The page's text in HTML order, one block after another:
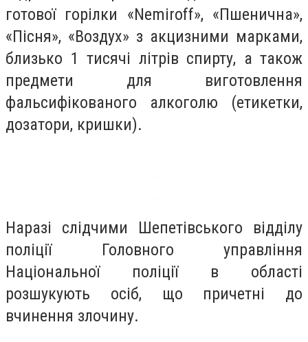
готової горілки «Nemiroff», «Пшенична»,
«Пісня», «Воздух» з акцизними марками,
близько 1 тисячі літрів спирту, а також
предмети для виготовлення
фальсифікованого алкоголю (етикетки,
дозатори, кришки).
Наразі слідчими Шепетівського відділу
поліції Головного управління
Національної поліції в області
розшукують осіб, що причетні до
вчинення злочину.